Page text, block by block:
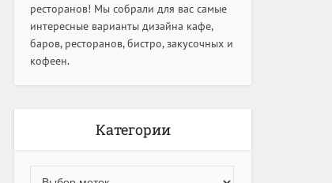
ресторанов! Мы собрали для вас самые
интересные варианты дизайна кафе,
баров, ресторанов, бистро, закусочных и
кофеен.
Категории